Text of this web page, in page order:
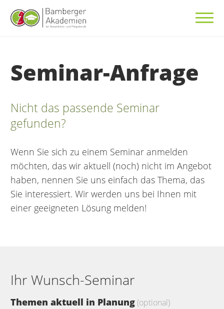
Seminar-Anfrage
Nicht das passende Seminar
gefunden?
Wenn Sie sich zu einem Seminar anmelden
möchten, das wir aktuell (noch) nicht im Angebot
haben, nennen Sie uns einfach das Thema, das
Sie interessiert. Wir werden uns bei Ihnen mit
einer geeigneten Lösung melden!
Ihr Wunsch-Seminar
Themen aktuell in Planung(optional)